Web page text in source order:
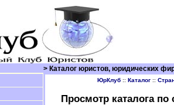
> Каталог юристов, юридических
ЮрКлуб:: Каталог::
Просмотр каталога по